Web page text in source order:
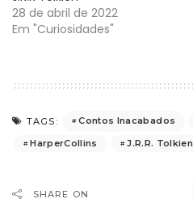
28 de abril de 2022
Em "Curiosidades"
TAGS: Contos Inacabados
HarperCollins
J.R.R. Tolkien
SHARE ON